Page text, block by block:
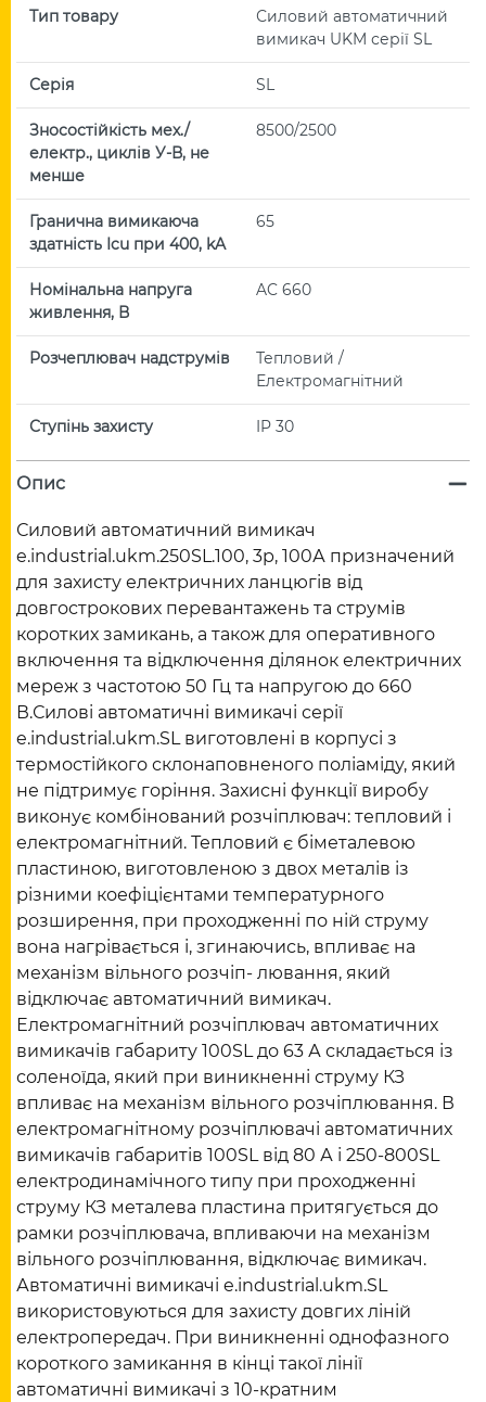
Тип товару
Силовий автоматичний
вимикач UKM серії SL
Серія SL
Зносостійкість мех./
електр., циклів У-В, не
менше
8500/2500
Гранична вимикаюча
здатність Icu при 400, kA
65
Номінальна напруга
живлення, В
AC 660
Розчеплювач надструмів
Тепловий /
Електромагнітний
Ступінь захисту IP 30
Опис
Силовий автоматичний вимикач
e.industrial.ukm.250SL.100, 3р, 100А призначений
для захисту електричних ланцюгів від
довгострокових перевантажень та струмів
коротких замикань, а також для оперативного
включення та відключення ділянок електричних
мереж з частотою 50 Гц та напругою до 660
В.Силові автоматичні вимикачі серії
e.industrial.ukm.SL виготовлені в корпусі з
термостійкого склонаповненого поліаміду, який
не підтримує горіння. Захисні функції виробу
виконує комбінований розчіплювач: тепловий і
електромагнітний. Тепловий є біметалевою
пластиною, виготовленою з двох металів із
різними коефіцієнтами температурного
розширення, при проходженні по ній струму
вона нагрівається і, згинаючись, впливає на
механізм вільного розчіп- лювання, який
відключає автоматичний вимикач.
Електромагнітний розчіплювач автоматичних
вимикачів габариту 100SL до 63 А складається із
соленоїда, який при виникненні струму КЗ
впливає на механізм вільного розчіплювання. В
електромагнітному розчіплювачі автоматичних
вимикачів габаритів 100SL від 80 А і 250-800SL
електродинамічного типу при проходженні
струму КЗ металева пластина притягується до
рамки розчіплювача, впливаючи на механізм
вільного розчіплювання, відключає вимикач.
Автоматичні вимикачі e.industrial.ukm.SL
використовуються для захисту довгих ліній
електропередач. При виникненні однофазного
короткого замикання в кінці такої лінії
автоматичні вимикачі з 10-кратним